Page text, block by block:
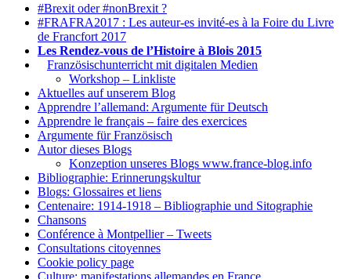
#Brexit oder #nonBrexit ?
#FRAFRA2017 : Les auteur-es invité-es à la Foire du Livre
de Francfort 2017
Les Rendez-vous de l’Histoire à Blois 2015
Französischunterricht mit digitalen Medien
Workshop – Linkliste
Aktuelles auf unserem Blog
Apprendre l’allemand: Argumente für Deutsch
Apprendre le français – faire des exercices
Argumente für Französisch
Autor dieses Blogs
Konzeption unseres Blogs www.france-blog.info
Bibliographie: Erinnerungskultur
Blogs: Glossaires et liens
Centenaire: 1914-1918 – Bibliographie und Sitographie
Chansons
Conférence à Montpellier – Tweets
Consultations citoyennes
Cookie policy page
Culture: manifestations allemandes en France